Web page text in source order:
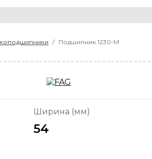
Подшипник 1230-M
Ширина (мм)
54